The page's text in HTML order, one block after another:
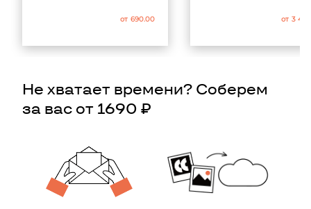
от 690.00 от 3
Не хватает времени? Соберем
за вас от 1690 ₽